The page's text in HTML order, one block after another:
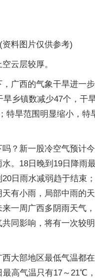
(资料图片仅供参考)
云层较厚。
广西的气象干旱进一
旱乡镇数减少47个，干
特旱范围明显缩小，特
？新一股冷空气预计今
。18日晚到19日降雨
日雨水减弱趋于结束
有小雨，局部中雨的
一周广西多阴雨天气
同影响，将有一次较
大部地区最低气温都
最高气温只有17～21℃